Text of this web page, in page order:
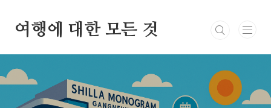
여행에 대한 모든 것